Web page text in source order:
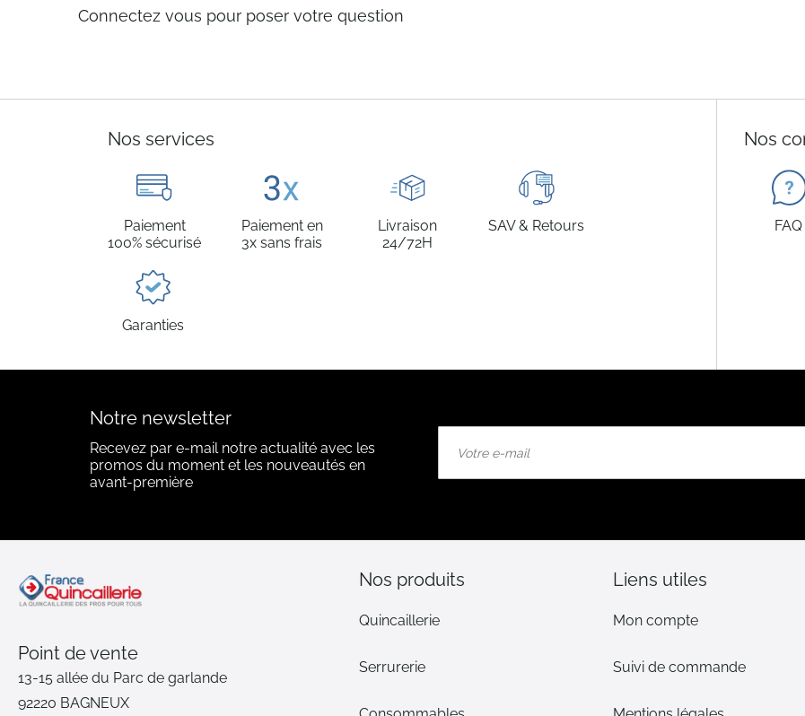
Connectez vous pour poser votre question
Nos services
Paiement
100% sécurisé
Paiement en
3x sans frais
Livraison
24/72H
SAV & Retours
Garanties
Nos
FAQ
Notre newsletter
Recevez par e-mail notre actualité avec les
promos du moment et les nouveautés en
avant-première
notre
:
Point de vente
13-15 allée du Parc de garlande
92220 BAGNEUX
Nos produits
Quincaillerie
Serrurerie
Liens utiles
Mon compte
Suivi de commande